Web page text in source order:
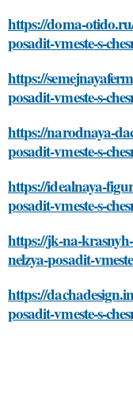
https://doma-
posadit-vmeste-s-
https://
posadit-vmeste-s-
https://narodnaya-
posadit-vmeste-s-
https://idealnaya-
posadit-vmeste-s-
https://jk-na-
nelzya-posadit-
https://
posadit-vmeste-s-